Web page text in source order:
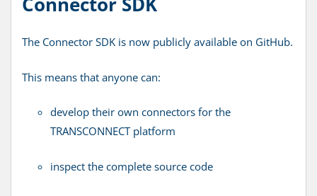
The Connector SDK is now publicly available on GitHub.
This means that anyone can:
develop their own connectors for the
TRANSCONNECT platform
inspect the complete source code